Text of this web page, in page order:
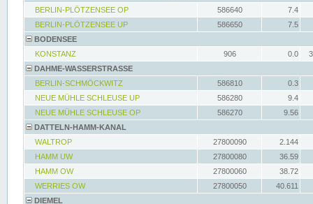
BERLIN-PLÖTZENSEE OP
586640
7.4
BERLIN-PLÖTZENSEE UP
586650
7.5
BODENSEE
KONSTANZ
906 0.0
DAHME-WASSERSTRASSE
BERLIN-SCHMÖCKWITZ
586810
0.3
NEUE MÜHLE SCHLEUSE UP
586280
9.4
NEUE MÜHLE SCHLEUSE OP
586270
9.56
DATTELN-HAMM-KANAL
WALTROP
27800090
2.144
HAMM UW
27800080
36.59
HAMM OW
27800060
38.72
WERRIES OW
27800050
40.611
DIEMEL